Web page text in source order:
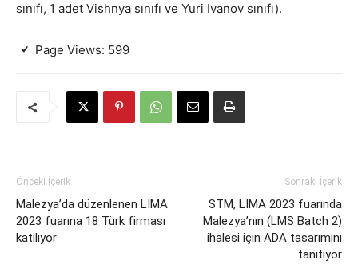
sınıfı, 1 adet Vishnya sınıfı ve Yuri Ivanov sınıfı).
Page Views: 599
Önceki İçerik
Malezya’da düzenlenen LIMA
2023 fuarına 18 Türk firması
katılıyor
Sonraki İçerik
STM, LIMA 2023 fuarında
Malezya’nın (LMS Batch 2)
ihalesi için ADA tasarımını
tanıtıyor